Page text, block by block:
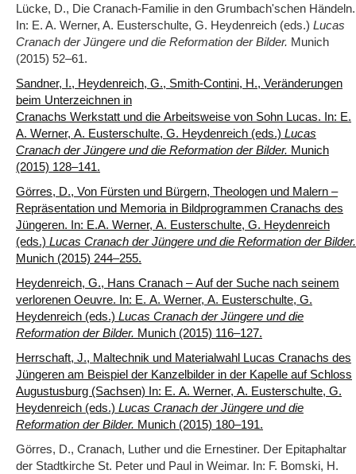
Lücke, D., Die Cranach-Familie in den Grumbach'schen Händeln.
In: E. A. Werner, A. Eusterschulte, G. Heydenreich (eds.) Lucas
Cranach der Jüngere und die Reformation der Bilder. Munich
(2015) 52‒61.
Sandner, I., Heydenreich, G., Smith-Contini, H., Veränderungen
beim Unterzeichnen in
Cranachs Werkstatt und die Arbeitsweise von Sohn Lucas. In: E.
A. Werner, A. Eusterschulte, G. Heydenreich (eds.) Lucas
Cranach der Jüngere und die Reformation der Bilder. Munich
(2015) 128‒141.
Görres, D., Von Fürsten und Bürgern, Theologen und Malern –
Repräsentation und Memoria in Bildprogrammen Cranachs des
Jüngeren. In: E.A. Werner, A. Eusterschulte, G. Heydenreich
(eds.) Lucas Cranach der Jüngere und die Reformation der Bilder.
Munich (2015) 244‒255.
Heydenreich, G., Hans Cranach – Auf der Suche nach seinem
verlorenen Oeuvre. In: E. A. Werner, A. Eusterschulte, G.
Heydenreich (eds.) Lucas Cranach der Jüngere und die
Reformation der Bilder. Munich (2015) 116‒127.
Herrschaft, J., Maltechnik und Materialwahl Lucas Cranachs des
Jüngeren am Beispiel der Kanzelbilder in der Kapelle auf Schloss
Augustusburg (Sachsen) In: E. A. Werner, A. Eusterschulte, G.
Heydenreich (eds.) Lucas Cranach der Jüngere und die
Reformation der Bilder. Munich (2015) 180‒191.
Görres, D., Cranach, Luther und die Ernestiner. Der Epitaphaltar
der Stadtkirche St. Peter und Paul in Weimar. In: F. Bomski, H.